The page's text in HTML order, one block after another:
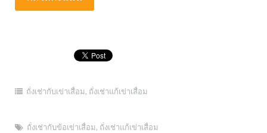
ถั่งเช่ากับเข่าเสื่อม, ถั่งเช่าแก้เข่าเสื่อม
ถั่งเช่ากับข้อเข่าเสื่อม, ถั่งเช่าแก้เข่าเสื่อม